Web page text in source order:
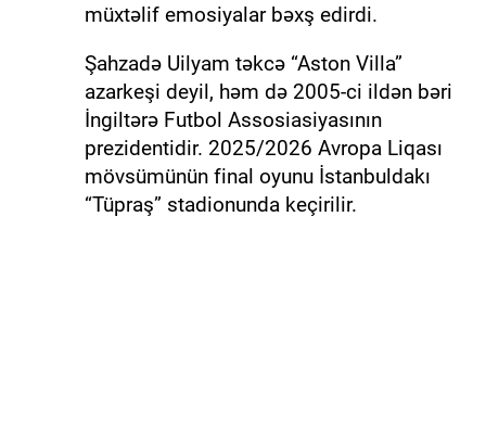
müxtəlif emosiyalar bəxş edirdi.
Şahzadə Uilyam təkcə “Aston Villa”
azarkeşi deyil, həm də 2005-ci ildən bəri
İngiltərə Futbol Assosiasiyasının
prezidentidir. 2025/2026 Avropa Liqası
mövsümünün final oyunu İstanbuldakı
“Tüpraş” stadionunda keçirilir.